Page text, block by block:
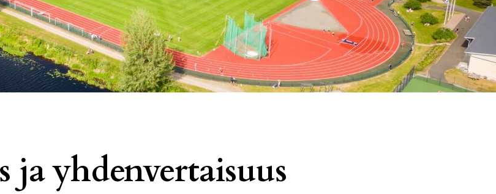
ja yhdenvertaisuus